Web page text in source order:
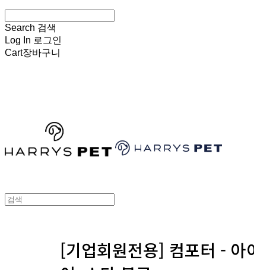
Search 검색
Log In 로그인
Cart장바구니
[기업회원전용] 컴포터 - 아